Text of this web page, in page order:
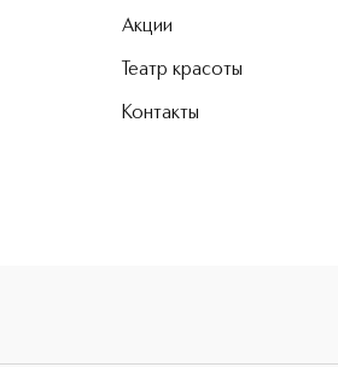
Акции
Театр красоты
Контакты